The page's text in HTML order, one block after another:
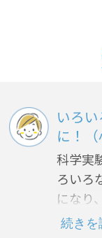
いろ
に！（
科学実
ろいろ
になり
も質問
続きを